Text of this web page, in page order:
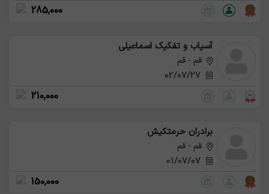
285,000
آسیاب و تفکیک اسماعیلی
قم - قم
02/07/27
210,000
برادران حرمتکیش
قم - قم
01/07/07
150,000